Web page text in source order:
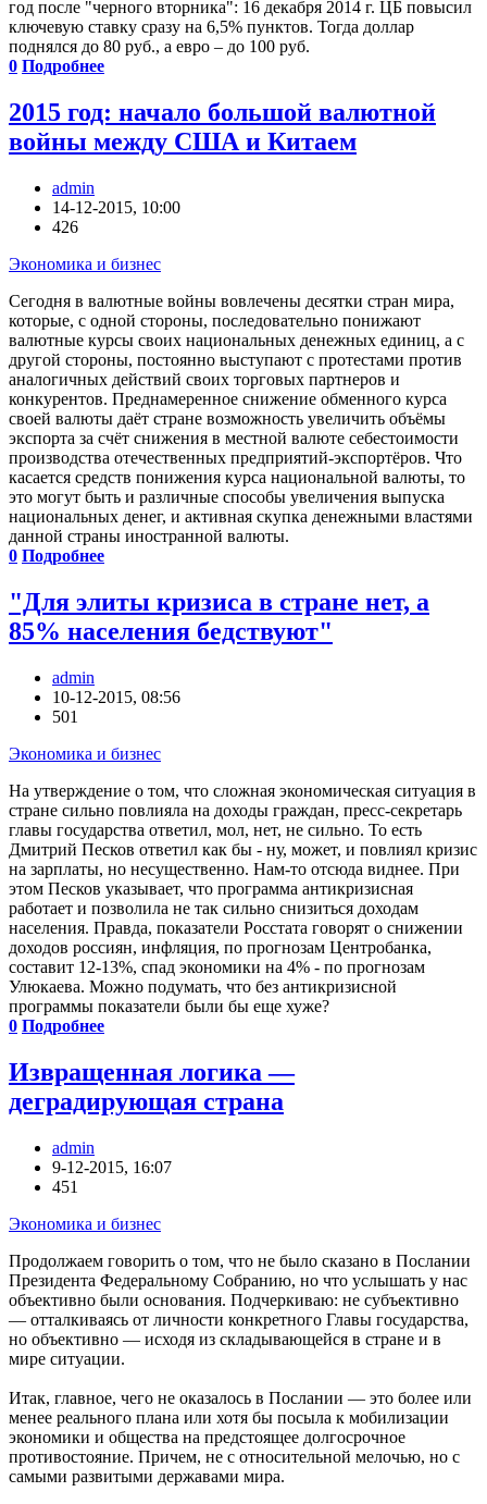
год после "черного вторника": 16 декабря 2014 г. ЦБ повысил
ключевую ставку сразу на 6,5% пунктов. Тогда доллар
поднялся до 80 руб., а евро – до 100 руб.
0 Подробнее
2015 год: начало большой валютной
войны между США и Китаем
admin
14-12-2015, 10:00
426
Экономика и бизнес
Сегодня в валютные войны вовлечены десятки стран мира,
которые, с одной стороны, последовательно понижают
валютные курсы своих национальных денежных единиц, а с
другой стороны, постоянно выступают с протестами против
аналогичных действий своих торговых партнеров и
конкурентов. Преднамеренное снижение обменного курса
своей валюты даёт стране возможность увеличить объёмы
экспорта за счёт снижения в местной валюте себестоимости
производства отечественных предприятий-экспортёров. Что
касается средств понижения курса национальной валюты, то
это могут быть и различные способы увеличения выпуска
национальных денег, и активная скупка денежными властями
данной страны иностранной валюты.
0 Подробнее
"Для элиты кризиса в стране нет, а
85% населения бедствуют"
admin
10-12-2015, 08:56
501
Экономика и бизнес
На утверждение о том, что сложная экономическая ситуация в
стране сильно повлияла на доходы граждан, пресс-секретарь
главы государства ответил, мол, нет, не сильно. То есть
Дмитрий Песков ответил как бы - ну, может, и повлиял кризис
на зарплаты, но несущественно. Нам-то отсюда виднее. При
этом Песков указывает, что программа антикризисная
работает и позволила не так сильно снизиться доходам
населения. Правда, показатели Росстата говорят о снижении
доходов россиян, инфляция, по прогнозам Центробанка,
составит 12-13%, спад экономики на 4% - по прогнозам
Улюкаева. Можно подумать, что без антикризисной
программы показатели были бы еще хуже?
0 Подробнее
Извращенная логика —
деградирующая страна
admin
9-12-2015, 16:07
451
Экономика и бизнес
Продолжаем говорить о том, что не было сказано в Послании
Президента Федеральному Собранию, но что услышать у нас
объективно были основания. Подчеркиваю: не субъективно
— отталкиваясь от личности конкретного Главы государства,
но объективно — исходя из складывающейся в стране и в
мире ситуации.
Итак, главное, чего не оказалось в Послании — это более или
менее реального плана или хотя бы посыла к мобилизации
экономики и общества на предстоящее долгосрочное
противостояние. Причем, не с относительной мелочью, но с
самыми развитыми державами мира.